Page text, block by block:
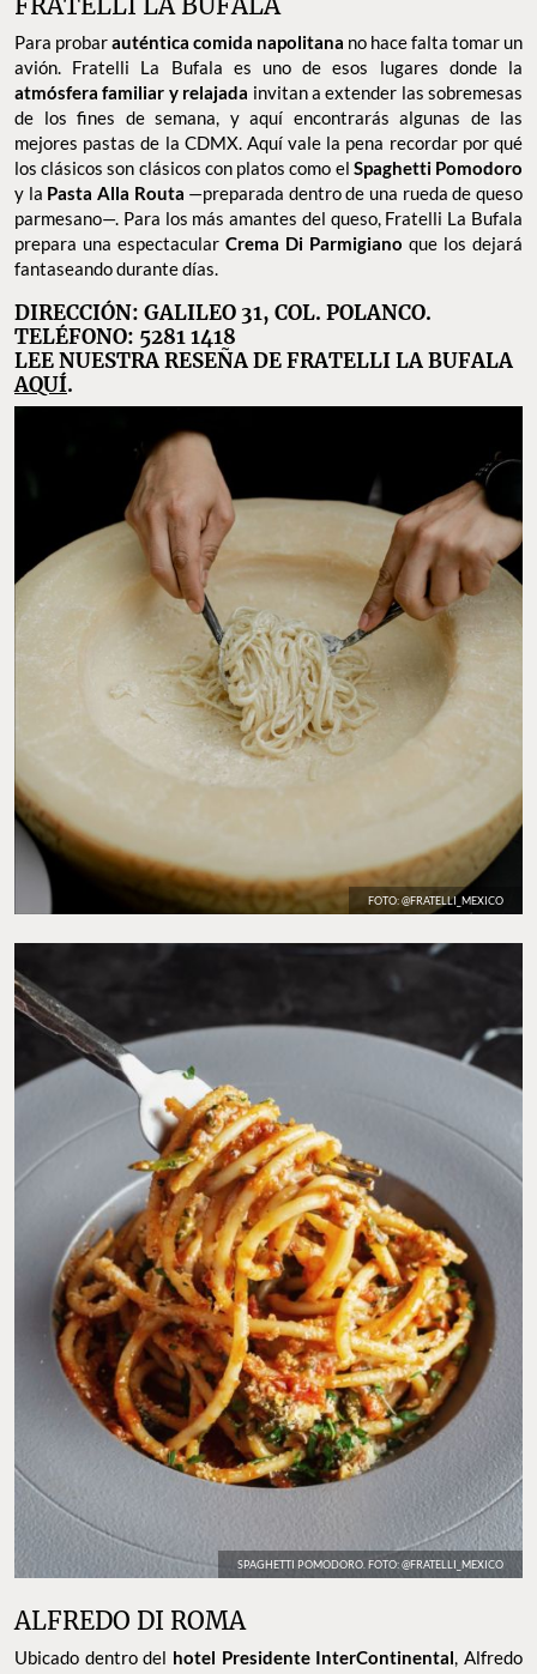
Para probarauténtica comida napolitana no hace falta tomar un
avión. Fratelli La Bufala es uno de esos lugares donde la
atmósfera familiar y relajada invitan a extender las sobremesas
de los fines de semana, y aquí encontrarás algunas de las
mejores pastas de la CDMX. Aquí vale la pena recordar por qué
los clásicos son clásicos con platos como el Spaghetti Pomodoro
y la Pasta Alla Routa —preparada dentro de una rueda de queso
parmesano—. Para los más amantes del queso, Fratelli La Bufala
prepara una espectacular Crema Di Parmigiano que los dejará
fantaseando durante días.
DIRECCIÓN: GALILEO 31, COL. POLANCO.
TELÉFONO: 5281 1418
LEE NUESTRA RESEÑA DE FRATELLI LA BUFALA
AQUÍ.
FOTO: @FRATELLI_MEXICO
SPAGHETTI POMODORO. FOTO: @FRATELLI_MEXICO
ALFREDO DI ROMA
Ubicado dentro del hotel Presidente InterContinental, Alfredo